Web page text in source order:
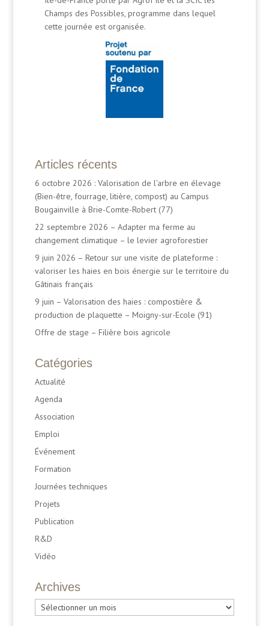
Champs des Possibles, programme dans lequel
cette journée est organisée.
Articles récents
6 octobre 2026 : Valorisation de l’arbre en élevage
(Bien-être, fourrage, litière, compost) au Campus
Bougainville à Brie-Comte-Robert (77)
22 septembre 2026 – Adapter ma ferme au
changement climatique – le levier agroforestier
9 juin 2026 – Retour sur une visite de plateforme :
valoriser les haies en bois énergie sur le territoire du
Gâtinais français
9 juin – Valorisation des haies : compostière &
production de plaquette – Moigny-sur-Ecole (91)
Offre de stage – Filière bois agricole
Catégories
Actualité
Agenda
Association
Emploi
Événement
Formation
Journées techniques
Projets
Publication
R&D
Vidéo
Archives
Archives